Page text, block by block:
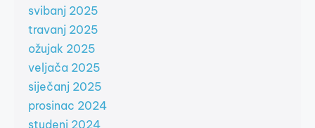
svibanj 2025
travanj 2025
ožujak 2025
veljača 2025
siječanj 2025
prosinac 2024
studeni 2024